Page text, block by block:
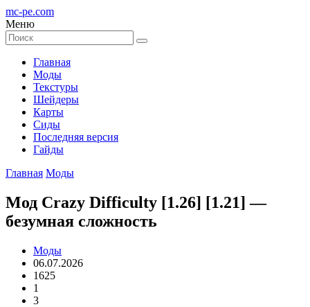
mc-pe.com
Меню
Главная
Моды
Текстуры
Шейдеры
Карты
Сиды
Последняя версия
Гайды
Главная Моды
Мод Crazy Difficulty [1.26] [1.21] —
безумная сложность
Моды
06.07.2026
1625
1
3